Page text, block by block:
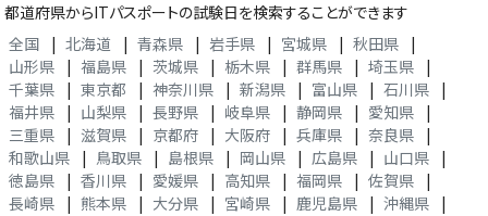
都道府県からITパスポートの試験日を検索することができます
全国
| 北海道 | 青森県 | 岩手県 | 宮城県 | 秋田県
|
山形県
| 福島県 | 茨城県 | 栃木県 | 群馬県 | 埼玉県
|
千葉県
| 東京都 | 神奈川県 | 新潟県 | 富山県 | 石川県
|
福井県
| 山梨県 | 長野県 | 岐阜県 | 静岡県 | 愛知県
|
三重県
| 滋賀県 | 京都府 | 大阪府 | 兵庫県 | 奈良県
|
和歌山県
| 鳥取県 | 島根県 | 岡山県 | 広島県 | 山口県
|
徳島県
| 香川県 | 愛媛県 | 高知県 | 福岡県 | 佐賀県
|
長崎県
| 熊本県 | 大分県 | 宮崎県 | 鹿児島県 | 沖縄県 |